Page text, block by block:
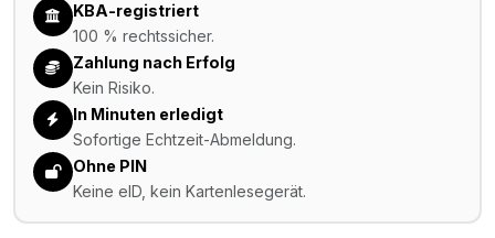
KBA-registriert
100 % rechtssicher.
Zahlung nach Erfolg
Kein Risiko.
In Minuten erledigt
Sofortige Echtzeit-Abmeldung.
Ohne PIN
Keine eID, kein Kartenlesegerät.